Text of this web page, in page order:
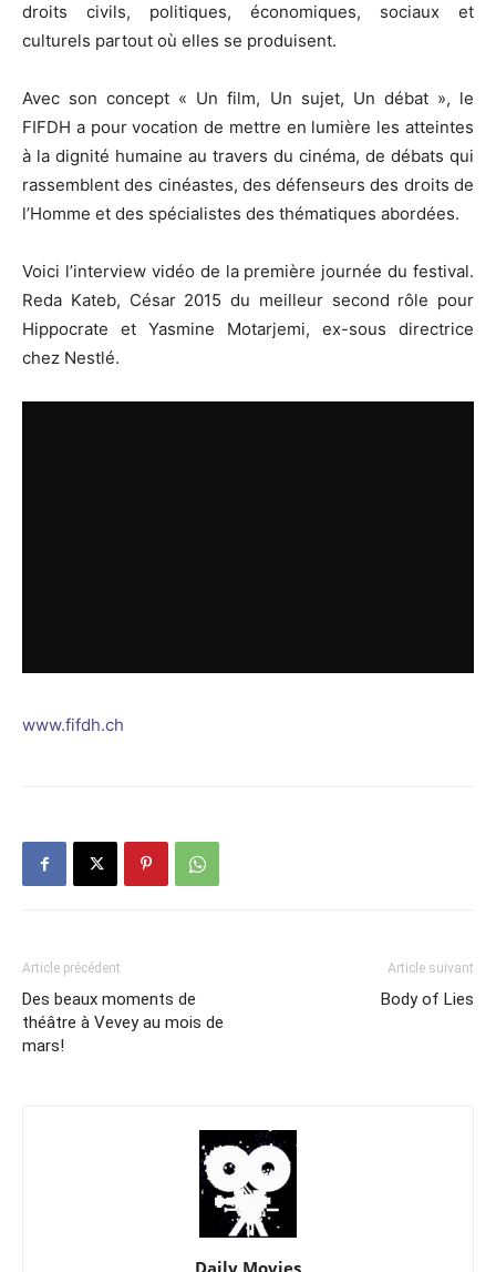
droits civils, politiques, économiques, sociaux et
culturels partout où elles se produisent.
Avec son concept « Un film, Un sujet, Un débat », le
FIFDH a pour vocation de mettre en lumière les atteintes
à la dignité humaine au travers du cinéma, de débats qui
rassemblent des cinéastes, des défenseurs des droits de
l’Homme et des spécialistes des thématiques abordées.
Voici l’interview vidéo de la première journée du festival.
Reda Kateb, César 2015 du meilleur second rôle pour
Hippocrate et Yasmine Motarjemi, ex-sous directrice
chez Nestlé.
www.fifdh.ch
Article précédent
Des beaux moments de
théâtre à Vevey au mois de
mars!
Article suivant
Body of Lies
Daily Movies